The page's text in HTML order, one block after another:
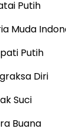
Putih
Muda
Putih
Diri
Suci
Buana